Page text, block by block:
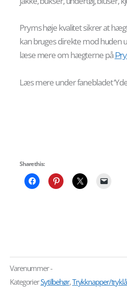
Pryms høje kvalitet sikrer at
kan bruges direkte mod huden
læse mere om hægterne på
Læs mere under fanebladet
Share this:
Varenummer-
KategorierSytilbehør,Trykknapper/